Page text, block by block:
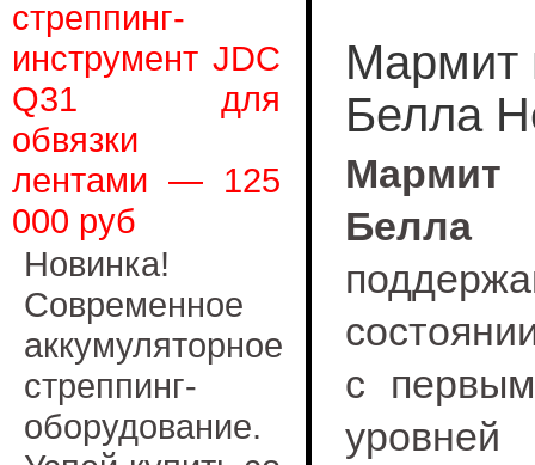
стреппинг-
инструмент JDC
Q31 для
обвязки
лентами — 125
000 руб
Новинка!
Современное
аккумуляторное
стреппинг-
оборудование.
Мармит
Белла
Мармит
Белла
с